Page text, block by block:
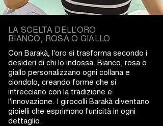
LA SCELTA DELL’ORO
BIANCO, ROSA O GIALLO
Con Barakà, l'oro si trasforma secondo i
desideri di chi lo indossa. Bianco, rosa o
giallo personalizzano ogni collana e
ciondolo, creando forme che si
intrecciano con la tradizione e
l'innovazione. I girocolli Barakà diventano
gioielli che esprimono l'unicità in ogni
dettaglio.